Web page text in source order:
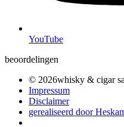
YouTube
beoordelingen
© 2026whisky & cigar
Impressum
Disclaimer
gerealiseerd door